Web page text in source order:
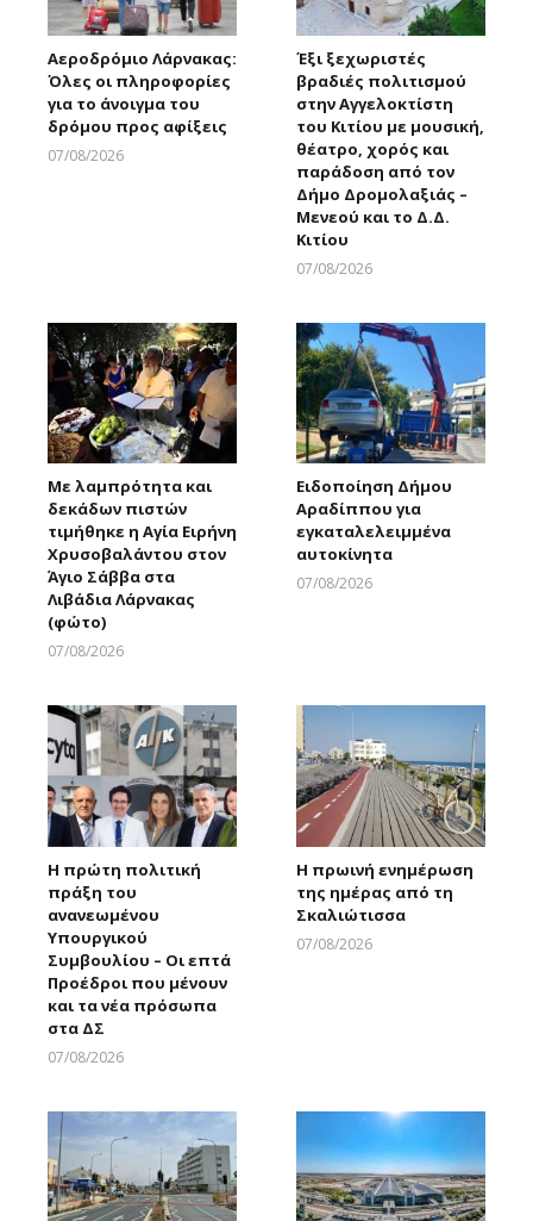
Αεροδρόμιο Λάρνακας:
Όλες οι πληροφορίες
για το άνοιγμα του
δρόμου προς αφίξεις
07/08/2026
Έξι ξεχωριστές
βραδιές πολιτισμού
στην Αγγελοκτίστη
του Κιτίου με μουσική,
θέατρο, χορός και
παράδοση από τον
Δήμο Δρομολαξιάς –
Μενεού και το Δ.Δ.
Κιτίου
07/08/2026
Με λαμπρότητα και
δεκάδων πιστών
τιμήθηκε η Αγία Ειρήνη
Χρυσοβαλάντου στον
Άγιο Σάββα στα
Λιβάδια Λάρνακας
(φώτο)
07/08/2026
Ειδοποίηση Δήμου
Αραδίππου για
εγκαταλελειμμένα
αυτοκίνητα
07/08/2026
Η πρώτη πολιτική
πράξη του
ανανεωμένου
Υπουργικού
Συμβουλίου – Οι επτά
Προέδροι που μένουν
και τα νέα πρόσωπα
στα ΔΣ
07/08/2026
Η πρωινή ενημέρωση
της ημέρας από τη
Σκαλιώτισσα
07/08/2026